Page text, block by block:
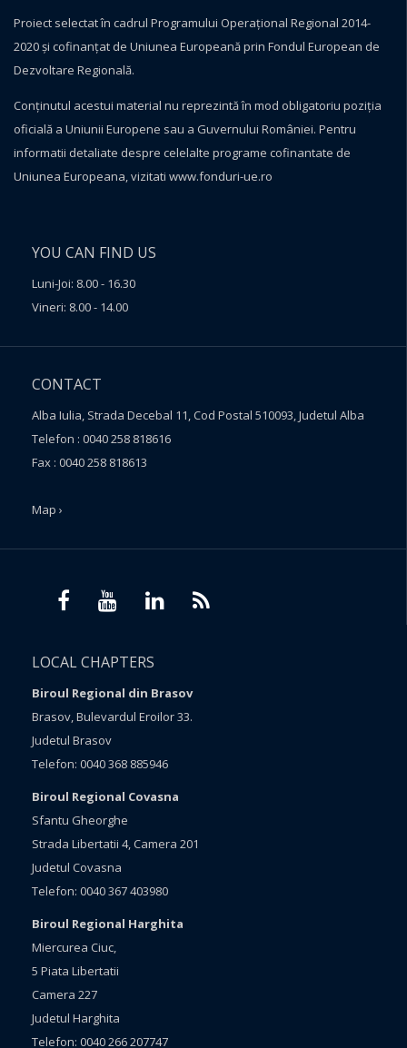
Proiect selectat în cadrul Programului Operațional Regional 2014-
2020 și cofinanțat de Uniunea Europeană prin Fondul European de
Dezvoltare Regională.
Conţinutul acestui material nu reprezintă în mod obligatoriu poziţia
oficială a Uniunii Europene sau a Guvernului României. Pentru
informatii detaliate despre celelalte programe cofinantate de
Uniunea Europeana, vizitati www.fonduri-ue.ro
YOU CAN FIND US
Luni-Joi: 8.00 - 16.30
Vineri: 8.00 - 14.00
CONTACT
Alba Iulia, Strada Decebal 11, Cod Postal 510093, Judetul Alba
Telefon : 0040 258 818616
Fax : 0040 258 818613
Map ›
LOCAL CHAPTERS
Biroul Regional din Brasov
Brasov, Bulevardul Eroilor 33.
Judetul Brasov
Telefon: 0040 368 885946
Biroul Regional Covasna
Sfantu Gheorghe
Strada Libertatii 4, Camera 201
Judetul Covasna
Telefon: 0040 367 403980
Biroul Regional Harghita
Miercurea Ciuc,
5 Piata Libertatii
Camera 227
Judetul Harghita
Telefon: 0040 266 207747